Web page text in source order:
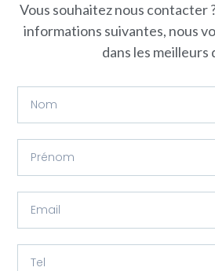
Vous souhaitez nous contacter
informations suivantes, nous
dans les meilleurs